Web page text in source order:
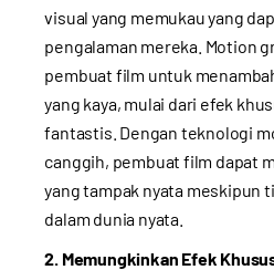
visual yang memukau yang
pengalaman mereka. Motion
pembuat film untuk
yang kaya, mulai dari efek
fantastis. Dengan teknologi
canggih, pembuat film dapat
yang tampak nyata meskipun
dalam dunia nyata.
2. Memungkinkan Efek